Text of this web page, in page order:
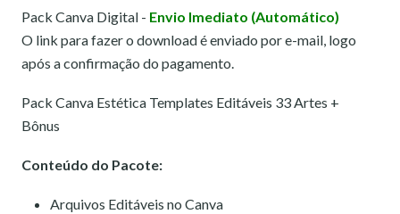
Pack Canva Digital - Envio Imediato (Automático)
O link para fazer o download é enviado por e-mail, logo
após a confirmação do pagamento.
Pack Canva Estética Templates Editáveis 33 Artes +
Bônus
Conteúdo do Pacote:
Arquivos Editáveis no Canva